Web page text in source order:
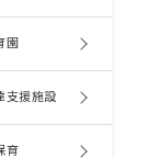
園
支援施設
育